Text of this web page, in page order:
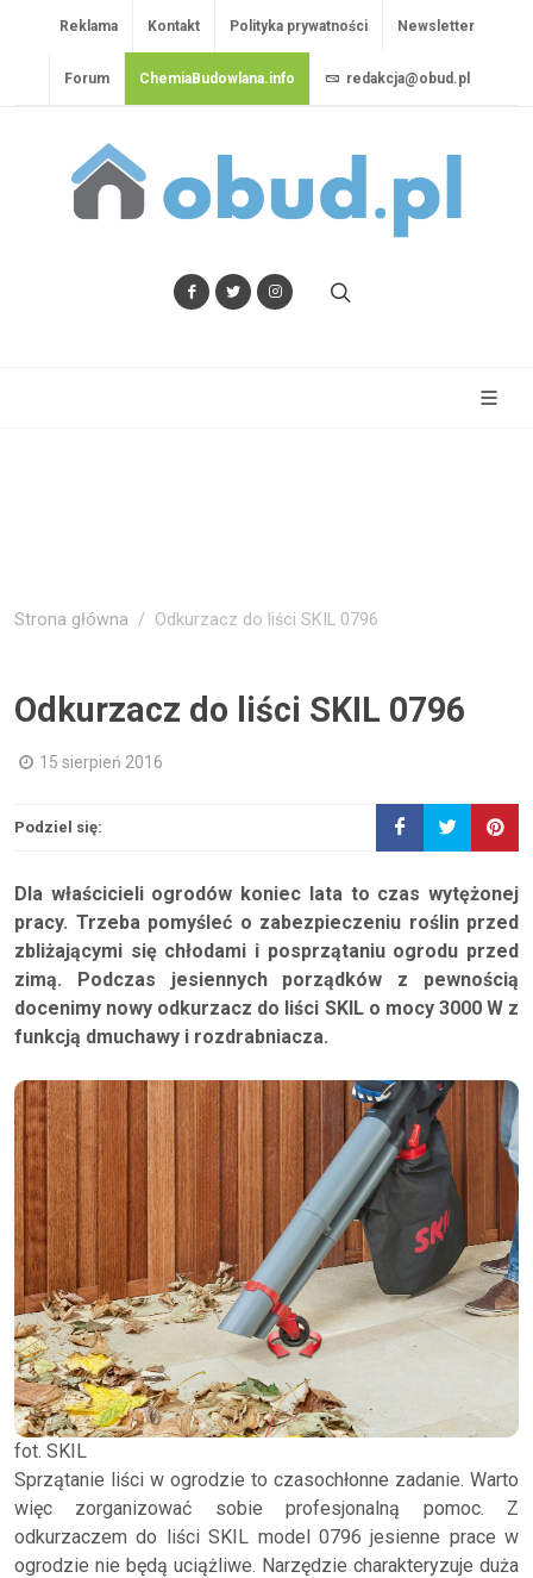
Reklama Kontakt Polityka prywatności Newsletter
Forum ChemiaBudowlana.info redakcja@obud.pl
Strona główna Odkurzacz do liści SKIL 0796
Odkurzacz do liści SKIL 0796
15 sierpień 2016
Podziel się:
Dla właścicieli ogrodów koniec lata to czas wytężonej
pracy. Trzeba pomyśleć o zabezpieczeniu roślin przed
zbliżającymi się chłodami i posprzątaniu ogrodu przed
zimą. Podczas jesiennych porządków z pewnością
docenimy nowy odkurzacz do liści SKIL o mocy 3000 W z
funkcją dmuchawy i rozdrabniacza.
fot. SKIL
Sprzątanie liści w ogrodzie to czasochłonne zadanie. Warto
więc zorganizować sobie profesjonalną pomoc. Z
odkurzaczem do liści SKIL model 0796 jesienne prace w
ogrodzie nie będą uciążliwe. Narzędzie charakteryzuje duża